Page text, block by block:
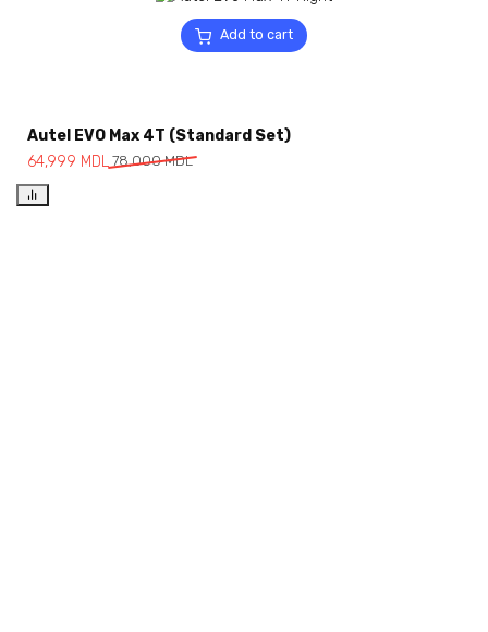
Add to cart
Autel EVO Max 4T (Standard Set)
78,000MDL
64,999 MDL